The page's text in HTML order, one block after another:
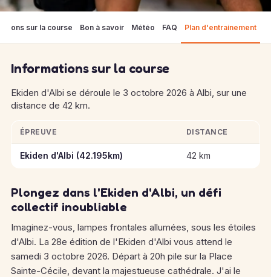
sur la course Bon à savoir Météo FAQ Plan d'entrainement
Informations sur la course
Ekiden d'Albi se déroule le 3 octobre 2026 à Albi, sur une
distance de 42 km.
Informations clés des épreuves de Ekiden d'Albi
ÉPREUVE DISTANCE
Ekiden d'Albi (42.195km) 42 km
Plongez dans l'Ekiden d'Albi, un défi
collectif inoubliable
Imaginez-vous, lampes frontales allumées, sous les étoiles
d'Albi. La 28e édition de l'Ekiden d'Albi vous attend le
samedi 3 octobre 2026. Départ à 20h pile sur la Place
Sainte-Cécile, devant la majestueuse cathédrale. J'ai le